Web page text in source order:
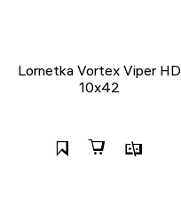
Lornetka Vortex Viper HD
10x42